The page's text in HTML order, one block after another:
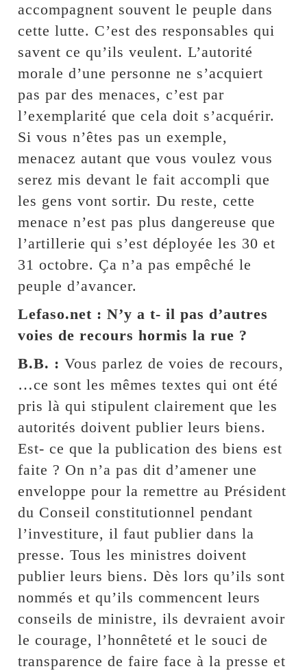
accompagnent souvent le peuple dans
cette lutte. C’est des responsables qui
savent ce qu’ils veulent. L’autorité
morale d’une personne ne s’acquiert
pas par des menaces, c’est par
l’exemplarité que cela doit s’acquérir.
Si vous n’êtes pas un exemple,
menacez autant que vous voulez vous
serez mis devant le fait accompli que
les gens vont sortir. Du reste, cette
menace n’est pas plus dangereuse que
l’artillerie qui s’est déployée les 30 et
31 octobre. Ça n’a pas empêché le
peuple d’avancer.
Lefaso.net : N’y a t- il pas d’autres
voies de recours hormis la rue ?
B.B. : Vous parlez de voies de recours,
…ce sont les mêmes textes qui ont été
pris là qui stipulent clairement que les
autorités doivent publier leurs biens.
Est- ce que la publication des biens est
faite ? On n’a pas dit d’amener une
enveloppe pour la remettre au Président
du Conseil constitutionnel pendant
l’investiture, il faut publier dans la
presse. Tous les ministres doivent
publier leurs biens. Dès lors qu’ils sont
nommés et qu’ils commencent leurs
conseils de ministre, ils devraient avoir
le courage, l’honnêteté et le souci de
transparence de faire face à la presse et